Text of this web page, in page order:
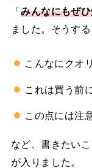
「みんなにもぜ
ました。そうす
こんなにクオ
これは買う前
この点には注
など、書きたい
が入りました。